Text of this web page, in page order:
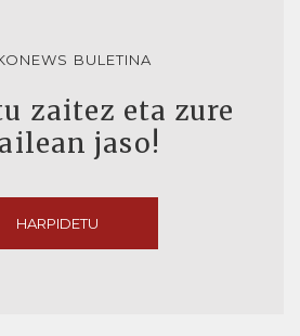
BULETINA
zaitez eta zure
jaso!
HARPIDETU